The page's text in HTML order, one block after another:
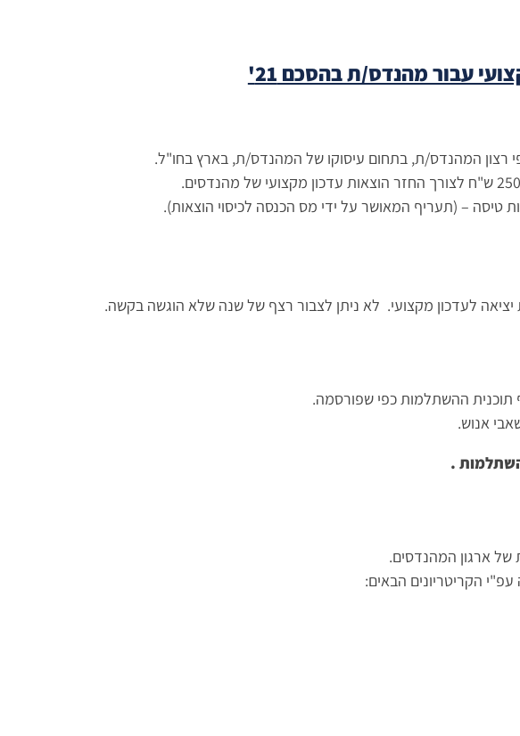
עבור מהנדס/ת בהסכם 21'
רצון המהנדס/ת, בתחום עיסוקו של המהנדס/ת, בארץ בחו"ל.
טיסה – (תעריף המאושר על ידי מס הכנסה לכיסוי הוצאות).
תוכנית ההשתלמות כפי שפורסמה.
אנוש.
.
של ארגון המהנדסים.
הקריטריונים הבאים: